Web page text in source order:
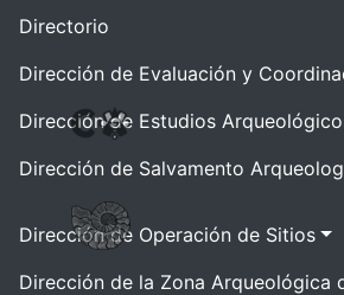
Directorio
Dirección de Evaluación y
Dirección de Estudios
Dirección de Salvamento
Dirección de Operación de Sitios
Dirección de la Zona Arqueológica